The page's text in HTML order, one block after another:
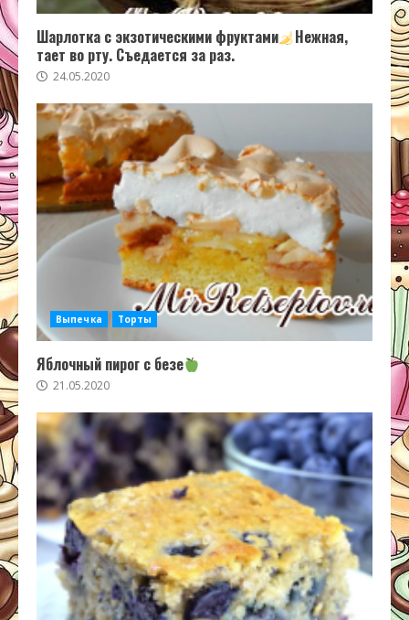
Шарлотка с экзотическими фруктами
Нежная,
тает во рту. Съедается за раз.
24.05.2020
Выпечка Торты
Яблочный пирог с безе
21.05.2020